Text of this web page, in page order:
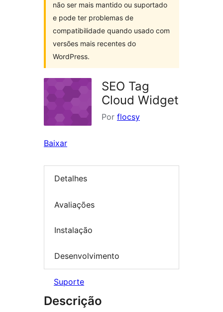
não ser mais mantido ou suportado
e pode ter problemas de
compatibilidade quando usado com
versões mais recentes do
WordPress.
SEO Tag
Cloud Widget
Por flocsy
Baixar
Detalhes
Avaliações
Instalação
Desenvolvimento
Suporte
Descrição